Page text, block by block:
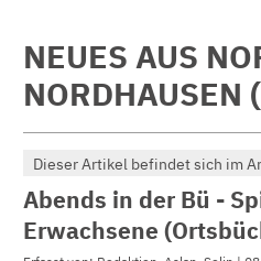
NEUES AUS
NORDHAUSEN
Dieser Artikel befindet sich im
Abends in der Bü -
Erwachsene